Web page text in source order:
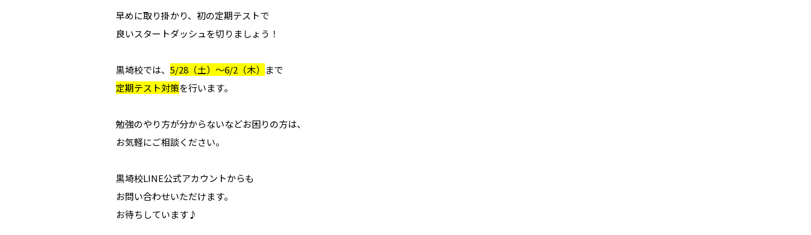
早めに取り掛かり、初の定期テストで
良いスタートダッシュを切りましょう！
黒埼校では、 5/28（土）～6/2（木）
まで
定期テスト対策を行います。
勉強のやり方が分からないなどお困りの方は、
お気軽にご相談ください。
黒埼校LINE公式アカウントからも
お問い合わせいただけます。
お待ちしています♪